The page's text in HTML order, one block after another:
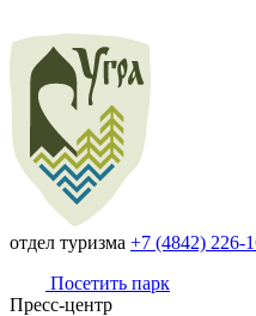
отдел туризма +7 (4842) 226-
Посетить парк
Пресс-центр